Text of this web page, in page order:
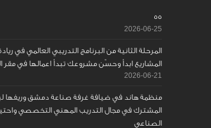
55
2026-06-25
المرحلة الثانية من البرنامج التدريبي العالمي في
المشاريع ابدأ وحسّن مشروعك تبدأ اعمالها في مقر
2026-06-21
منظمة هاند في ضيافة غرفة صناعة دمشق وريفها
المشترك في مجال التدريب المهني التخصصي
الصناعي